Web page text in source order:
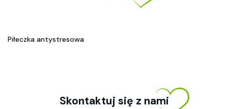
Piłeczka antystresowa
Skontaktuj się z nami